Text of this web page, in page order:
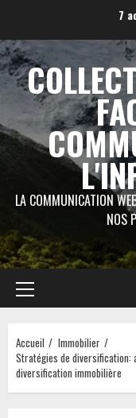
contenu
7
LA COMMUNICATION
NOS
Menu
principal
Accueil
Immobilier
Stratégies de
diversification immobilière